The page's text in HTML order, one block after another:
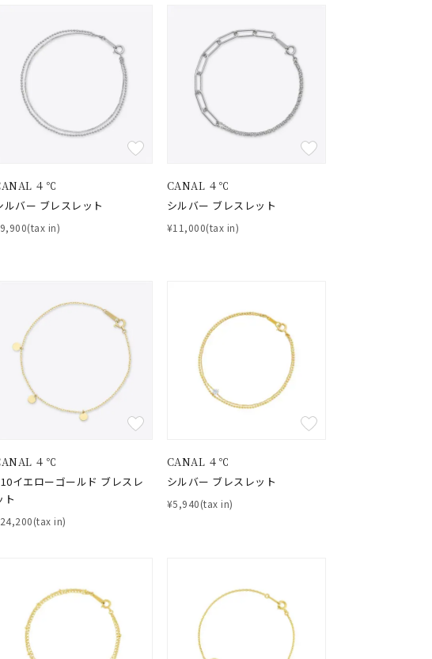
ベストセレクション
４℃
ルバー ブレスレット
in)
CANAL ４℃
シルバー ブレスレット
¥11,000(tax in)
４℃
イエローゴールド ブレスレ
ト
in)
CANAL ４℃
シルバー ブレスレット
¥5,940(tax in)